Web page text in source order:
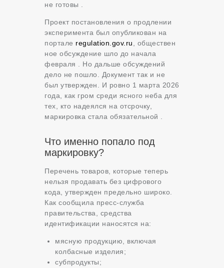
не готовы .
Проект постановления о продлении
эксперимента был опубликован на
портале regulation.gov.ru , обществен
ное обсуждение шло до начала
февраля . Но дальше обсуждений
дело не пошло. Документ так и не
был утвержден. И ровно 1 марта 2026
года, как гром среди ясного неба для
тех, кто надеялся на отсрочку,
маркировка стала обязательной .
Что именно попало под
маркировку?
Перечень товаров, которые теперь
нельзя продавать без цифрового
кода, утвержден предельно широко.
Как сообщила пресс-служба
правительства, средства
идентификации наносятся на:
мясную продукцию, включая
колбасные изделия;
субпродукты;